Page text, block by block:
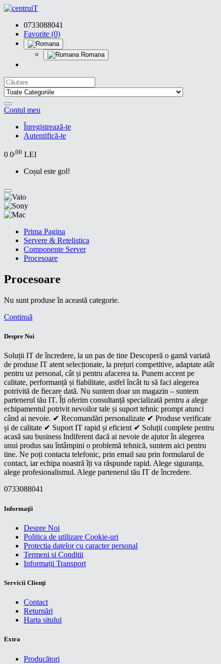
0733088041
Favorite (0)
Romana
Contul meu
Înregistrează-te
Autentifică-te
0 0,00 LEI
Coșul este gol!
Prima Pagina
Servere & Retelistica
Componente Server
Procesoare
Procesoare
Nu sunt produse în această categorie.
Continuă
Despre Noi
Soluții IT de încredere, la un pas de tine Descoperă o gamă variată
de produse IT atent selecționate, la prețuri competitive, adaptate atât
pentru uz personal, cât și pentru afacerea ta. Punem accent pe
calitate, performanță și fiabilitate, astfel încât tu să faci alegerea
potrivită de fiecare dată. Nu suntem doar un magazin – suntem
partenerul tău IT. Îți oferim consultanță specializată pentru a alege
echipamentul potrivit nevoilor tale și suport tehnic prompt atunci
când ai nevoie. ✔ Recomandări personalizate ✔ Produse verificate
și de calitate ✔ Suport IT rapid și eficient ✔ Soluții complete pentru
acasă sau business Indiferent dacă ai nevoie de ajutor în alegerea
unui produs sau întâmpini o problemă tehnică, suntem aici pentru
tine. Ne poți contacta telefonic, prin email sau prin formularul de
contact, iar echipa noastră îți va răspunde rapid. Alege siguranța,
alege profesionalismul. Alege partenerul tău IT de încredere.
0733088041
Informaţii
Despre Noi
Politica de utilizare Cookie-uri
Protectia datelor cu caracter personal
Termeni si Conditii
Informații Transport
Servicii Clienţi
Contact
Returnări
Harta sitului
Extra
Producători